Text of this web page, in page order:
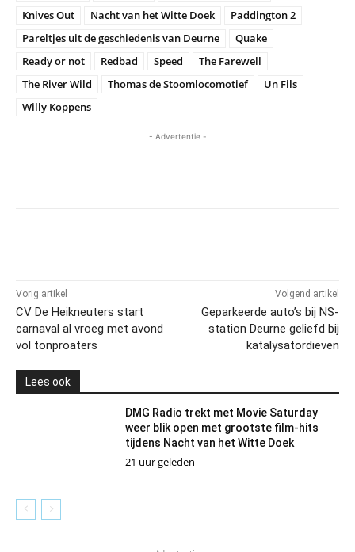
Knives Out
Nacht van het Witte Doek
Paddington 2
Pareltjes uit de geschiedenis van Deurne
Quake
Ready or not
Redbad Speed
The Farewell
The River Wild
Thomas de Stoomlocomotief
Un Fils
Willy Koppens
- Advertentie -
Vorig artikel
CV De Heikneuters start
carnaval al vroeg met avond
vol tonproaters
Volgend artikel
Geparkeerde auto’s bij NS-
station Deurne geliefd bij
katalysatordieven
Lees ook
DMG Radio trekt met Movie Saturday
weer blik open met grootste film-hits
tijdens Nacht van het Witte Doek
21 uur geleden